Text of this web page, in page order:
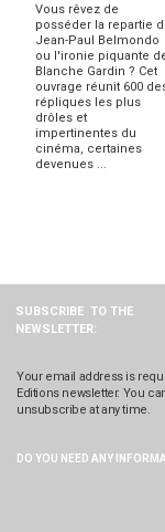
Vous rêvez de
posséder la repartie
Jean-Paul Belmondo
ou l'ironie piquante
Blanche Gardin ? Cet
ouvrage réunit 600
répliques les plus
drôles et
impertinentes du
cinéma, certaines
devenues ...
SUBSCRIBE TO THE
NEWSLETTER:
Your email address is
Editions newsletter. You
unsubscribe at any time.
DO YOU NEED ANY